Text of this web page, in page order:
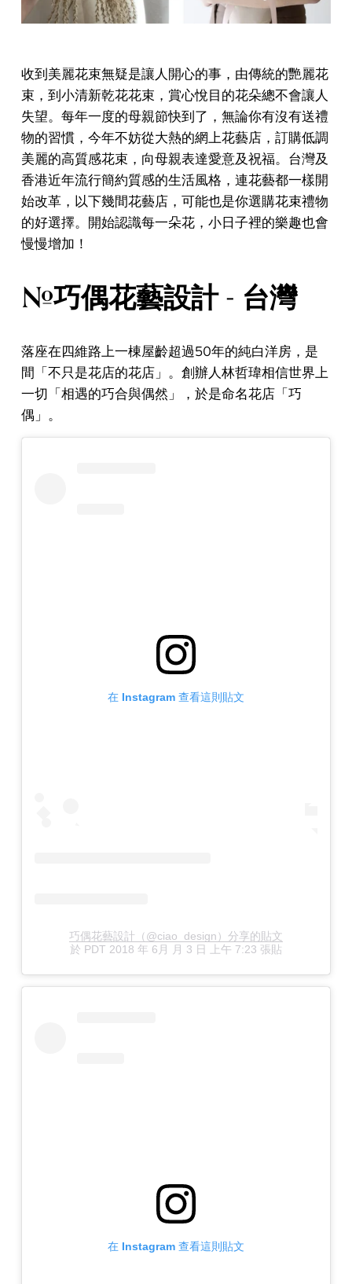
收到美麗花束無疑是讓人開心的事，由傳統的艷麗花
束，到小清新乾花花束，賞心悅目的花朵總不會讓人
失望。每年一度的母親節快到了，無論你有沒有送禮
物的習慣，今年不妨從大熱的網上花藝店，訂購低調
美麗的高質感花束，向母親表達愛意及祝福。台灣及
香港近年流行簡約質感的生活風格，連花藝都一樣開
始改革，以下幾間花藝店，可能也是你選購花束禮物
的好選擇。開始認識每一朵花，小日子裡的樂趣也會
慢慢增加！
#巧偶花藝設計 - 台灣
落座在四維路上一棟屋齡超過50年的純白洋房，是
間「不只是花店的花店」。創辦人林哲瑋相信世界上
一切「相遇的巧合與偶然」，於是命名花店「巧
偶」。
在 Instagram 查看這則貼文
巧偶花藝設計（@ciao_design）分享的貼文
於 PDT 2018 年 6月 月 3 日 上午 7:23 張貼
在 Instagram 查看這則貼文